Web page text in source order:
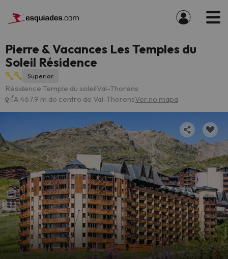
Pierre & Vacances Les Temples du
Soleil Résidence
Superior
Résidence Temple du soleilVal-Thorens
A 467.9 m do centro de Val-ThorensVer no mapa